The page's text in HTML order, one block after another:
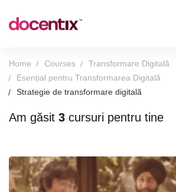
Home Courses
Transformare Digitală
Esențial pentru Transformarea Digitală
Strategie de transformare digitală
Am găsit 3 cursuri pentru tine